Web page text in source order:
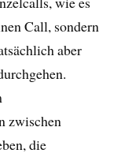
Call, sondern
aber
zwischen
die